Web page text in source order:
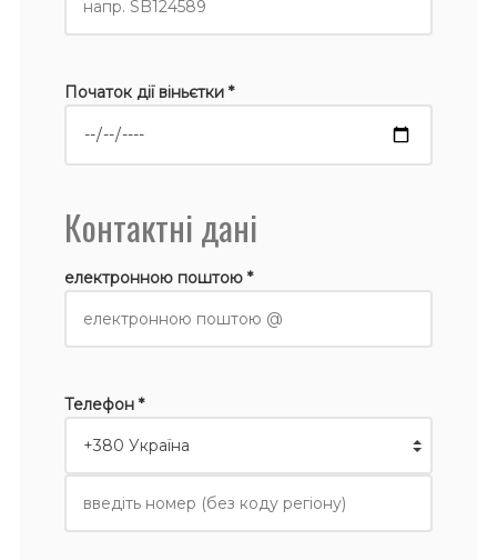
Початок дії віньєтки *
Контактні дані
електронною поштою *
Телефон *